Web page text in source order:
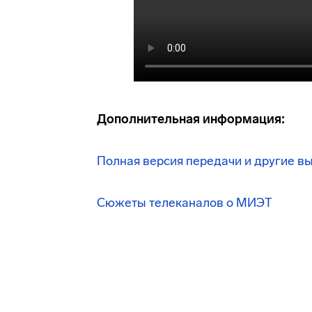
Дополнительная информация:
Полная версия передачи и другие
Сюжеты телеканалов о МИЭТ